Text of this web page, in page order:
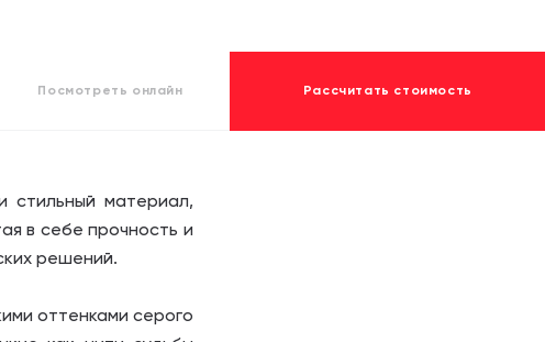
Посмотреть онлайн Рассчитать стоимость
стильный материал,
в себе прочность и
решений.
оттенками серого